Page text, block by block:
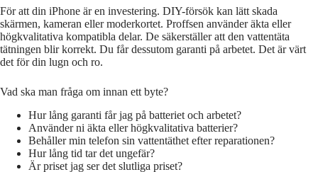
För att din iPhone är en investering. DIY-försök kan lätt skada
skärmen, kameran eller moderkortet. Proffsen använder äkta eller
högkvalitativa kompatibla delar. De säkerställer att den vattentäta
tätningen blir korrekt. Du får dessutom garanti på arbetet. Det är värt
det för din lugn och ro.
Vad ska man fråga om innan ett byte?
Hur lång garanti får jag på batteriet och arbetet?
Använder ni äkta eller högkvalitativa batterier?
Behåller min telefon sin vattentäthet efter reparationen?
Hur lång tid tar det ungefär?
Är priset jag ser det slutliga priset?